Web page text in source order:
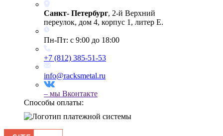
Санкт- Петербург, 2-й Верхний
переулок, дом 4, корпус 1, литер Е.
Пн-Пт: с 9:00 до 18:00
+7 (812) 385-51-53
info@racksmetal.ru
– мы Вконтакте
Способы оплаты: